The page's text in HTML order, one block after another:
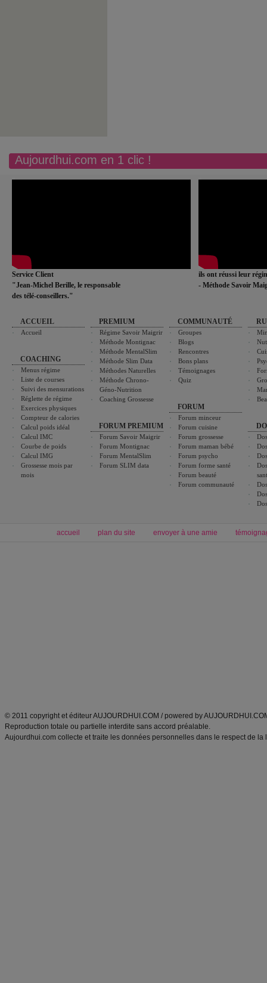
Aujourdhui.com en 1 clic !
Service Client
"Jean-Michel Berille, le responsable
des télé-conseillers."
ils ont réussi leur
- Méthode Savoir
ACCUEIL
Accueil
COACHING
Menus régime
Liste de courses
Suivi des mensurations
Réglette de régime
Exercices physiques
Compteur de calories
Calcul poids idéal
Calcul IMC
Courbe de poids
Calcul IMG
Grossesse mois par
mois
PREMIUM
Régime Savoir Maigrir
Méthode Montignac
Méthode MentalSlim
Méthode Slim Data
Méthodes Naturelles
Méthode Chrono-
Géno-Nutrition
Coaching Grossesse
FORUM PREMIUM
Forum Savoir Maigrir
Forum Montignac
Forum MentalSlim
Forum SLIM data
COMMUNAUTÉ
Groupes
Blogs
Rencontres
Bons plans
Témoignages
Quiz
FORUM
Forum minceur
Forum cuisine
Forum grossesse
Forum maman bébé
Forum psycho
Forum forme santé
Forum beauté
Forum communauté
accueil plan du site envoyer à une amie
© 2011 copyright et éditeur AUJOURDHUI.COM / powered by
Reproduction totale ou partielle interdite sans accord préalable.
Aujourdhui.com collecte et traite les données personnelles dans le respect de